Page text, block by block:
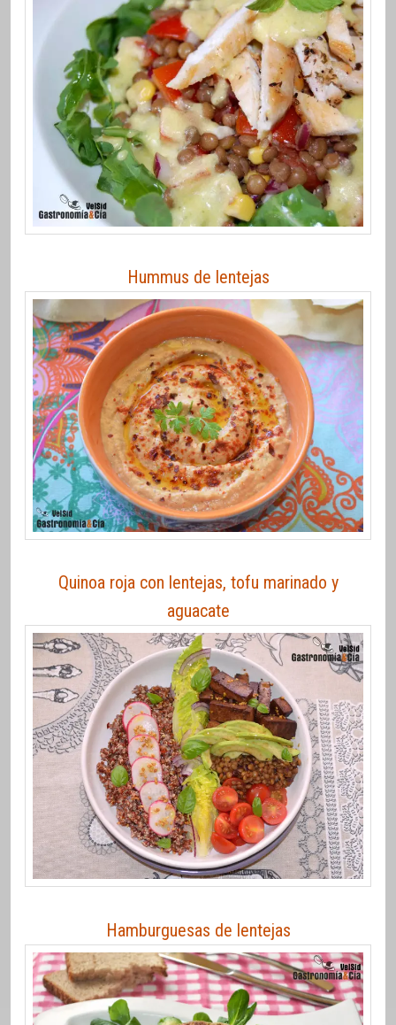
Hummus de lentejas
Quinoa roja con lentejas, tofu marinado y
aguacate
Hamburguesas de lentejas